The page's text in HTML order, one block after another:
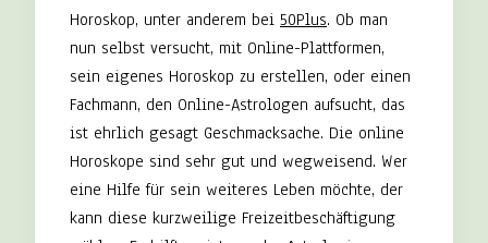
Horoskop, unter anderem bei 50Plus. Ob man
nun selbst versucht, mit Online-Plattformen,
sein eigenes Horoskop zu erstellen, oder einen
Fachmann, den Online-Astrologen aufsucht, das
ist ehrlich gesagt Geschmacksache. Die online
Horoskope sind sehr gut und wegweisend. Wer
eine Hilfe für sein weiteres Leben möchte, der
kann diese kurzweilige Freizeitbeschäftigung